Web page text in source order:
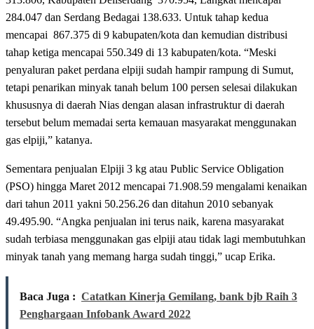
284.047 dan Serdang Bedagai 138.633. Untuk tahap kedua
mencapai 867.375 di 9 kabupaten/kota dan kemudian distribusi
tahap ketiga mencapai 550.349 di 13 kabupaten/kota. “Meski
penyaluran paket perdana elpiji sudah hampir rampung di Sumut,
tetapi penarikan minyak tanah belum 100 persen selesai dilakukan
khususnya di daerah Nias dengan alasan infrastruktur di daerah
tersebut belum memadai serta kemauan masyarakat menggunakan
gas elpiji,” katanya.
Sementara penjualan Elpiji 3 kg atau Public Service Obligation
(PSO) hingga Maret 2012 mencapai 71.908.59 mengalami kenaikan
dari tahun 2011 yakni 50.256.26 dan ditahun 2010 sebanyak
49.495.90. “Angka penjualan ini terus naik, karena masyarakat
sudah terbiasa menggunakan gas elpiji atau tidak lagi membutuhkan
minyak tanah yang memang harga sudah tinggi,” ucap Erika.
Baca Juga : Catatkan Kinerja Gemilang, bank bjb Raih 3
Penghargaan Infobank Award 2022